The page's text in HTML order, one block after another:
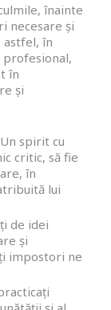
înainte
necesare și
astfel, în
profesional,
în
și
spirit cu
critic, să fie
în
lui
de idei
și
impostori ne